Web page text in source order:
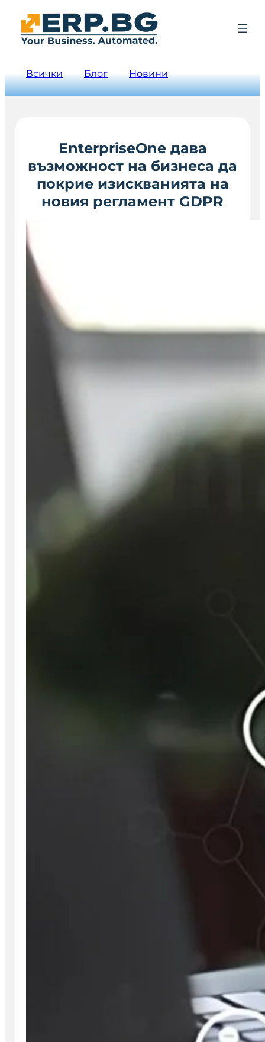
Всички Блог Новини
EnterpriseOne дава
възможност на бизнеса да
покрие изискванията на
новия регламент GDPR